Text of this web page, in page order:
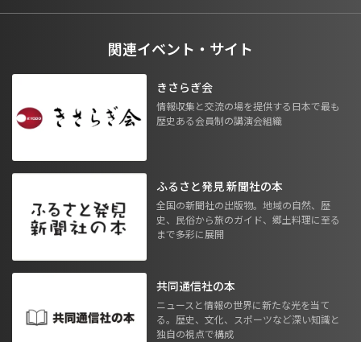
関連イベント・サイト
きさらぎ会
情報収集と交流の場を提供する日本で最も
歴史ある会員制の講演会組織
ふるさと発見 新聞社の本
全国の新聞社の出版物。地域の自然、歴
史、民俗から旅のガイド、郷土料理に至る
まで多彩に展開
共同通信社の本
ニュースと情報の世界に新たな光を当て
る。歴史、文化、スポーツなど深い知識と
独自の視点で構成